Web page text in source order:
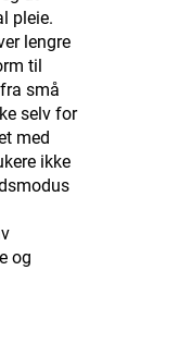
pleie.
lengre
til
små
selv for
med
ikke
og